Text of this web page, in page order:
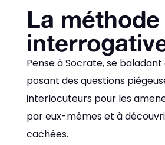
La méthode
Pense à Socrate, se
posant des questions
interlocuteurs pour les
par eux-mêmes et à
cachées.